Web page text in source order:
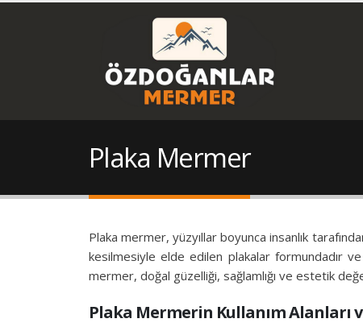
Plaka Mermer
Plaka mermer, yüzyıllar boyunca insanlık
kesilmesiyle elde edilen plakalar formundadır
mermer, doğal güzelliği, sağlamlığı ve estetik
Plaka Mermerin Kullanım Alanları